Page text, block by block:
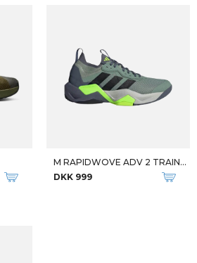
M RAPIDWOVE ADV 2 TRAINER
DKK 999